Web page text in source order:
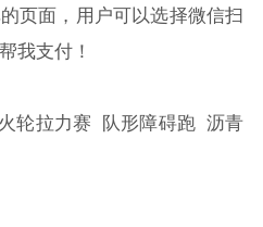
页面，用户可以选择微信扫
我支付！
轮拉力赛 队形障碍跑 沥青